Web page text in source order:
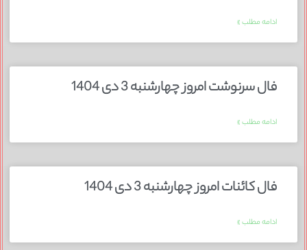
ادامه مطلب »
فال سرنوشت امروز چهارشنبه 3 دی 1404
ادامه مطلب »
فال کائنات امروز چهارشنبه 3 دی 1404
ادامه مطلب »